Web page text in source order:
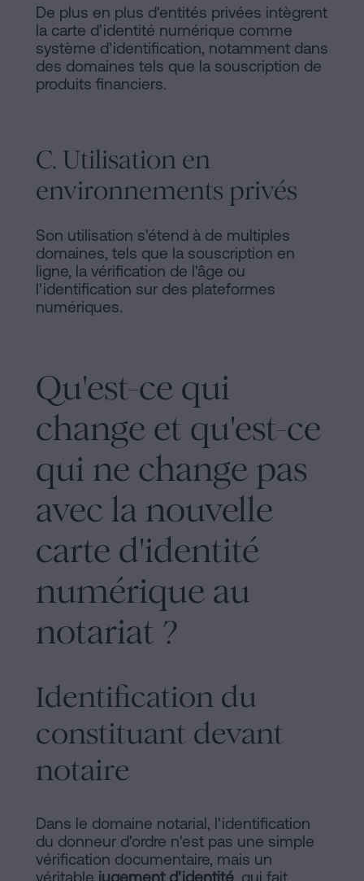
De plus en plus d'entités privées intègrent
la carte d'identité numérique comme
système d'identification, notamment dans
des domaines tels que la souscription de
produits financiers.
C. Utilisation en
environnements privés
Son utilisation s'étend à de multiples
domaines, tels que la souscription en
ligne, la vérification de l'âge ou
l'identification sur des plateformes
numériques.
Qu'est-ce qui
change et qu'est-ce
qui ne change pas
avec la nouvelle
carte d'identité
numérique au
notariat ?
Identification du
constituant devant
notaire
Dans le domaine notarial, l'identification
du donneur d'ordre n'est pas une simple
vérification documentaire, mais un
véritable jugement d'identité , qui fait